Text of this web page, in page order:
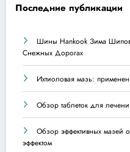
Последние публикации
Шины Hankook Зима
Снежных Дорогах
Ихтиоловая мазь:
Обзор таблеток для
Обзор эффективных мазей
эффектом